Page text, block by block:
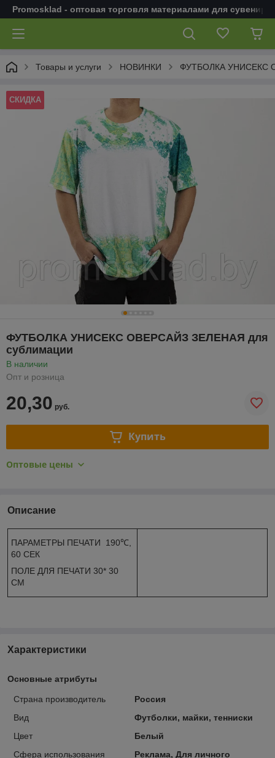
Promosklad - оптовая торговля материалами для
Товары и услуги НОВИНКИ ФУТБОЛКА УНИСЕКС
СКИДКА
ФУТБОЛКА УНИСЕКС ОВЕРСАЙЗ ЗЕЛЕНАЯ для
сублимации
В наличии
Опт и розница
20,30 руб.
Купить
Оптовые цены
Описание
ПАРАМЕТРЫ ПЕЧАТИ 190℃,
60 СЕК
ПОЛЕ ДЛЯ ПЕЧАТИ 30* 30
СМ
Характеристики
Основные атрибуты
Страна производитель
Россия
Вид
Футболки, майки, тенниски
Цвет
Белый
Сфера использования
Реклама, Для личного